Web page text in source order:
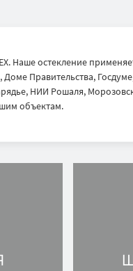
остекление
Правительства,
НИИ Рошаля,
объектам.